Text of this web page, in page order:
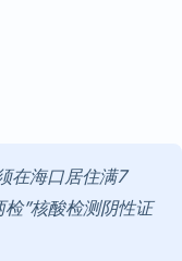
在海口居住满7
”核酸检测阴性证